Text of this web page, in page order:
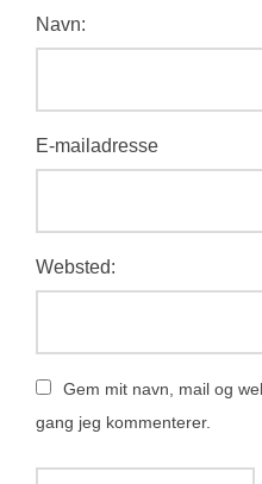
Navn:
E-mailadresse
Websted:
Gem mit navn, mail og
gang jeg kommenterer.